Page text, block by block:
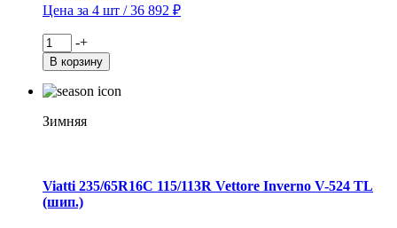
Цена за 4 шт / 36 892 ₽
Количество
товара
Viatti
215/55R17
Brina
TL
(шип.)
-+
В корзину
Зимняя
Viatti 235/65R16C 115/113R Vettore Inverno V-524 TL
(шип.)